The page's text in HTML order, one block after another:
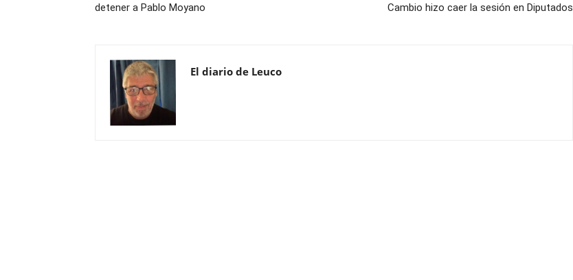
detener a Pablo Moyano
Cambio hizo caer la sesión en Diputados
El diario de Leuco